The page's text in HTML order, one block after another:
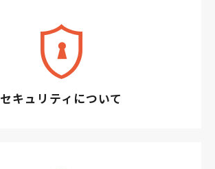
セキュリティについて